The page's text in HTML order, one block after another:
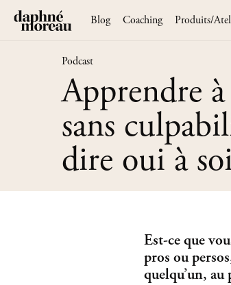
Blog Coaching Produits/
Podcast
Apprendre
sans
dire oui à
Est-ce que
pros ou
quelqu’un,